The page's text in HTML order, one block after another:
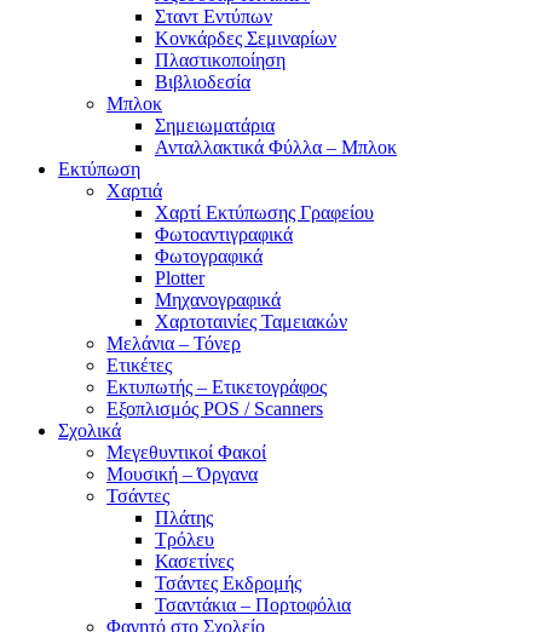
Σταντ Εντύπων
Κονκάρδες Σεμιναρίων
Πλαστικοποίηση
Βιβλιοδεσία
Μπλοκ
Σημειωματάρια
Ανταλλακτικά Φύλλα – Μπλοκ
Εκτύπωση
Χαρτιά
Χαρτί Εκτύπωσης Γραφείου
Φωτοαντιγραφικά
Φωτογραφικά
Plotter
Μηχανογραφικά
Χαρτοταινίες Ταμειακών
Μελάνια – Τόνερ
Ετικέτες
Εκτυπωτής – Ετικετογράφος
Εξοπλισμός POS / Scanners
Σχολικά
Μεγεθυντικοί Φακοί
Μουσική – Όργανα
Τσάντες
Πλάτης
Τρόλευ
Κασετίνες
Τσάντες Εκδρομής
Τσαντάκια – Πορτοφόλια
Φαγητό στο Σχολείο